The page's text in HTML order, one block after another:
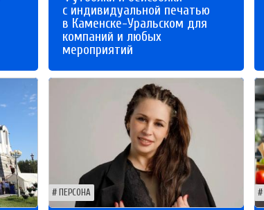
с индивидуальной печатью
в Каменске-Уральском для
компаний и любых
мероприятий
ПЕРСОНА